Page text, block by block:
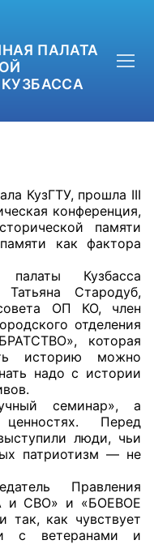
ПАЛАТА
40
КузГТУ, прошла III
конференция,
памяти
как фактора
Кузбасса
Татьяна Стародуб,
совета ОП КО, член
отделения
которая
историю можно
надо с истории
семинар», а
Перед
люди, чьи
патриотизм — не
Правления
и СВО» и «БОЕВОЕ
так, как чувствует
с ветеранами и